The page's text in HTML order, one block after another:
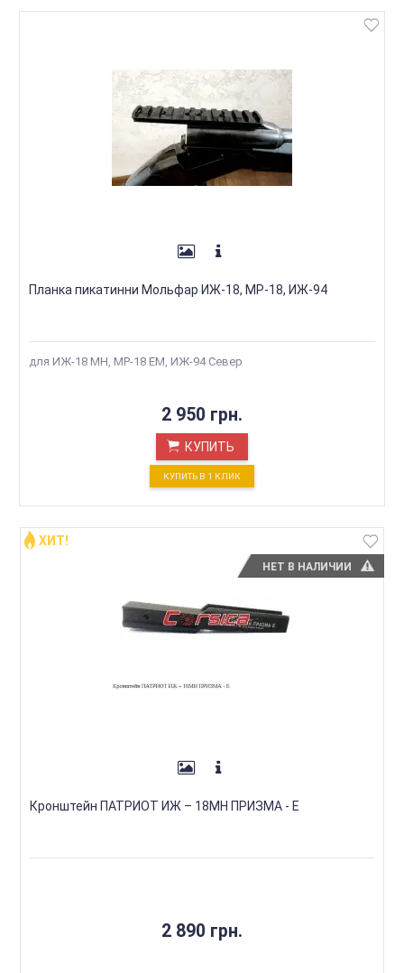
Планка пикатинни Мольфар ИЖ-18, МР-18, ИЖ-94
для ИЖ-18 МН, МР-18 ЕМ, ИЖ-94 Север
2 950 грн.
КУПИТЬ
КУПИТЬ В 1 КЛИК
НЕТ В НАЛИЧИИ
ХИТ!
Кронштейн ПАТРИОТ ИЖ – 18МН ПРИЗМА - Е
2 890 грн.